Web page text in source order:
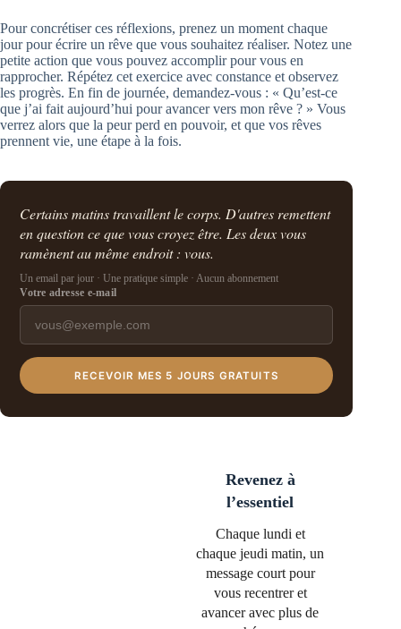
Pour concrétiser ces réflexions, prenez un moment chaque
jour pour écrire un rêve que vous souhaitez réaliser. Notez une
petite action que vous pouvez accomplir pour vous en
rapprocher. Répétez cet exercice avec constance et observez
les progrès. En fin de journée, demandez-vous : « Qu’est-ce
que j’ai fait aujourd’hui pour avancer vers mon rêve ? » Vous
verrez alors que la peur perd en pouvoir, et que vos rêves
prennent vie, une étape à la fois.
Certains matins travaillent le corps. D'autres remettent
en question ce que vous croyez être. Les deux vous
ramènent au même endroit : vous.
Un email par jour · Une pratique simple · Aucun abonnement
Votre adresse e-mail
RECEVOIR MES 5 JOURS GRATUITS
Revenez à
l’essentiel
Chaque lundi et
chaque jeudi matin, un
message court pour
vous recentrer et
avancer avec plus de